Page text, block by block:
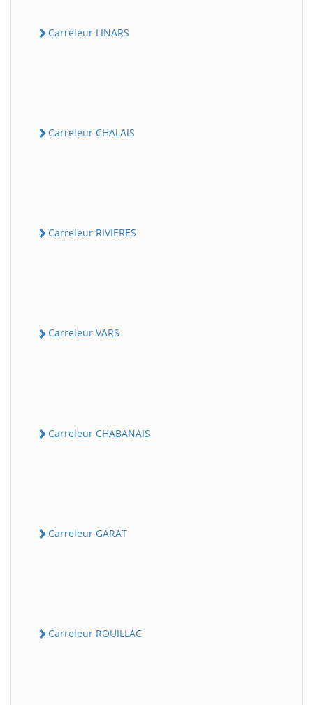
Carreleur LINARS
Carreleur CHALAIS
Carreleur RIVIERES
Carreleur VARS
Carreleur CHABANAIS
Carreleur GARAT
Carreleur ROUILLAC